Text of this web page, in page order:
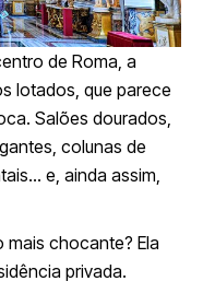
de Roma, a
lotados, que parece
Salões dourados,
colunas de
e, ainda assim,
mais chocante? Ela
privada.